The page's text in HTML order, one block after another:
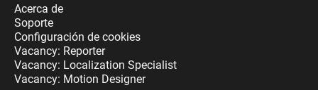
Acerca de
Soporte
Configuración de cookies
Vacancy: Reporter
Vacancy: Localization Specialist
Vacancy: Motion Designer